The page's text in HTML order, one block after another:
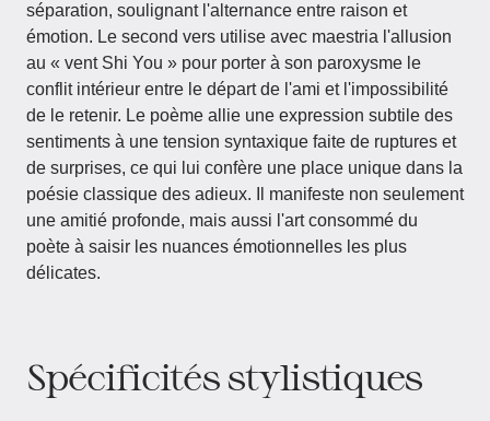
séparation, soulignant l'alternance entre raison et
émotion. Le second vers utilise avec maestria l'allusion
au « vent Shi You » pour porter à son paroxysme le
conflit intérieur entre le départ de l'ami et l'impossibilité
de le retenir. Le poème allie une expression subtile des
sentiments à une tension syntaxique faite de ruptures et
de surprises, ce qui lui confère une place unique dans la
poésie classique des adieux. Il manifeste non seulement
une amitié profonde, mais aussi l'art consommé du
poète à saisir les nuances émotionnelles les plus
délicates.
Spécificités stylistiques